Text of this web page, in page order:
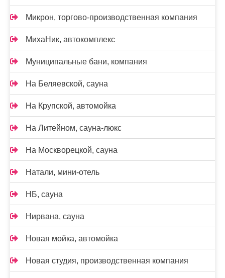
Микрон, торгово-производственная компания
МихаНик, автокомплекс
Муниципальные бани, компания
На Беляевской, сауна
На Крупской, автомойка
На Литейном, сауна-люкс
На Москворецкой, сауна
Натали, мини-отель
НБ, сауна
Нирвана, сауна
Новая мойка, автомойка
Новая студия, производственная компания